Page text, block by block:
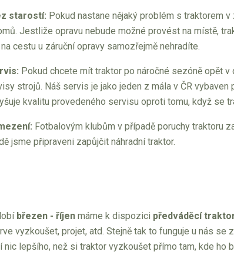
starostí: Pokud nastane nějaký problém s traktorem
Jestliže opravu nebude možné provést na místě,
cestu u záruční opravy samozřejmě nehradíte.
Pokud chcete mít traktor po náročné sezóně opět
strojů. Náš servis je jako jeden z mála v ČR
kvalitu provedeného servisu oproti tomu, když se
Fotbalovým klubům v případě poruchy traktoru
jsme připraveni zapůjčit náhradní traktor.
březen - říjen máme k dispozici předváděcí
vyzkoušet, projet, atd. Stejně tak to funguje u nás
nic lepšího, než si traktor vyzkoušet přímo tam, kde